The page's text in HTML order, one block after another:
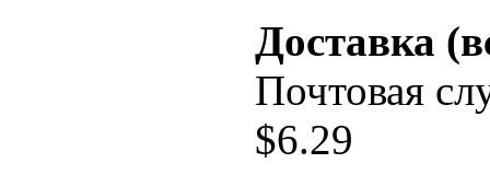
Доставка
Почтовая
$6.29